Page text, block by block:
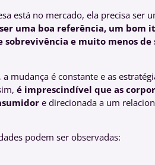
está no mercado, ela precisa ser
uma boa referência, um bom
e muito menos de
mudança é constante e as
é imprescindível que as
e direcionada a um
podem ser observadas: